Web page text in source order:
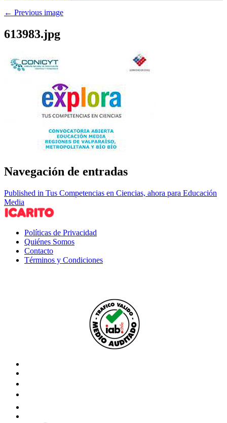
← Previous image
613983.jpg
Navegación de entradas
Published in Tus Competencias en Ciencias, ahora para Educación
Media
Políticas de Privacidad
Quiénes Somos
Contacto
Términos y Condiciones